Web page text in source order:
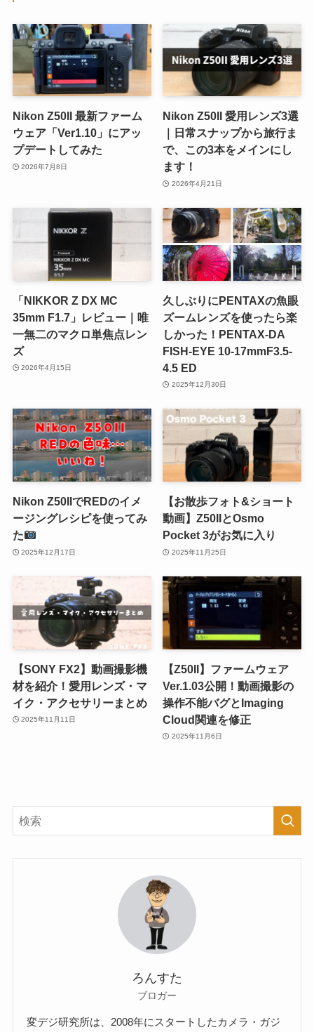
Nikon Z50II 最新ファーム
ウェア「Ver1.10」にアッ
プデートしてみた
2026年7月8日
Nikon Z50II 愛用レンズ3選
｜日常スナップから旅行ま
で、この3本をメインにし
ます！
2026年4月21日
「NIKKOR Z DX MC
35mm F1.7」レビュー｜唯
一無二のマクロ単焦点レン
ズ
2026年4月15日
久しぶりにPENTAXの魚眼
ズームレンズを使ったら楽
しかった！PENTAX-DA
FISH-EYE 10-17mmF3.5-
4.5 ED
2025年12月30日
Nikon Z50IIでREDのイメ
ージングレシピを使ってみ
た
2025年12月17日
【お散歩フォト&ショート
動画】Z50IIとOsmo
Pocket 3がお気に入り
2025年11月25日
【SONY FX2】動画撮影機
材を紹介！愛用レンズ・マ
イク・アクセサリーまとめ
2025年11月11日
【Z50II】ファームウェア
Ver.1.03公開！動画撮影の
操作不能バグとImaging
Cloud関連を修正
2025年11月6日
ろんすた
ブロガー
変デジ研究所は、2008年にスタートしたカメラ・ガジ